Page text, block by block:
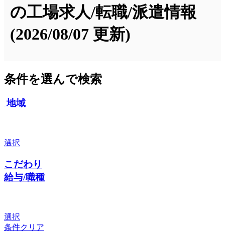
の工場求人/転職/派遣情報
(2026/08/07 更新)
条件を選んで検索
地域
選択
こだわり
給与/職種
選択
条件クリア